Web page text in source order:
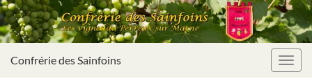
Confrérie des Sainfoins